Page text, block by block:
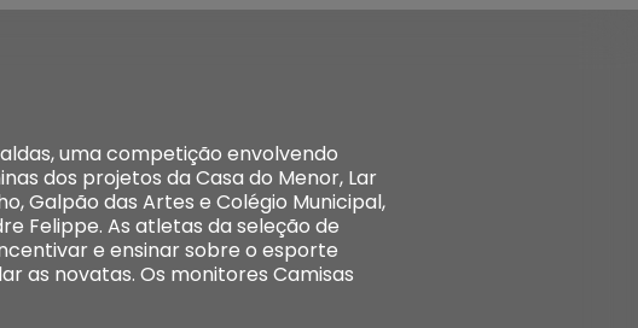
uma competição envolvendo
dos projetos da Casa do Menor, Lar
Galpão das Artes e Colégio Municipal,
Felippe. As atletas da seleção de
e ensinar sobre o esporte
as novatas. Os monitores Camisas